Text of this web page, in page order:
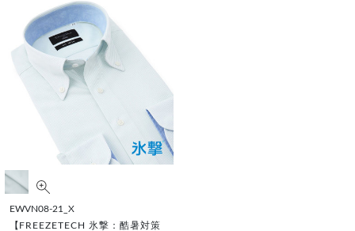
EWVN08-21_X
【FREEZETECH 氷撃：酷暑対策